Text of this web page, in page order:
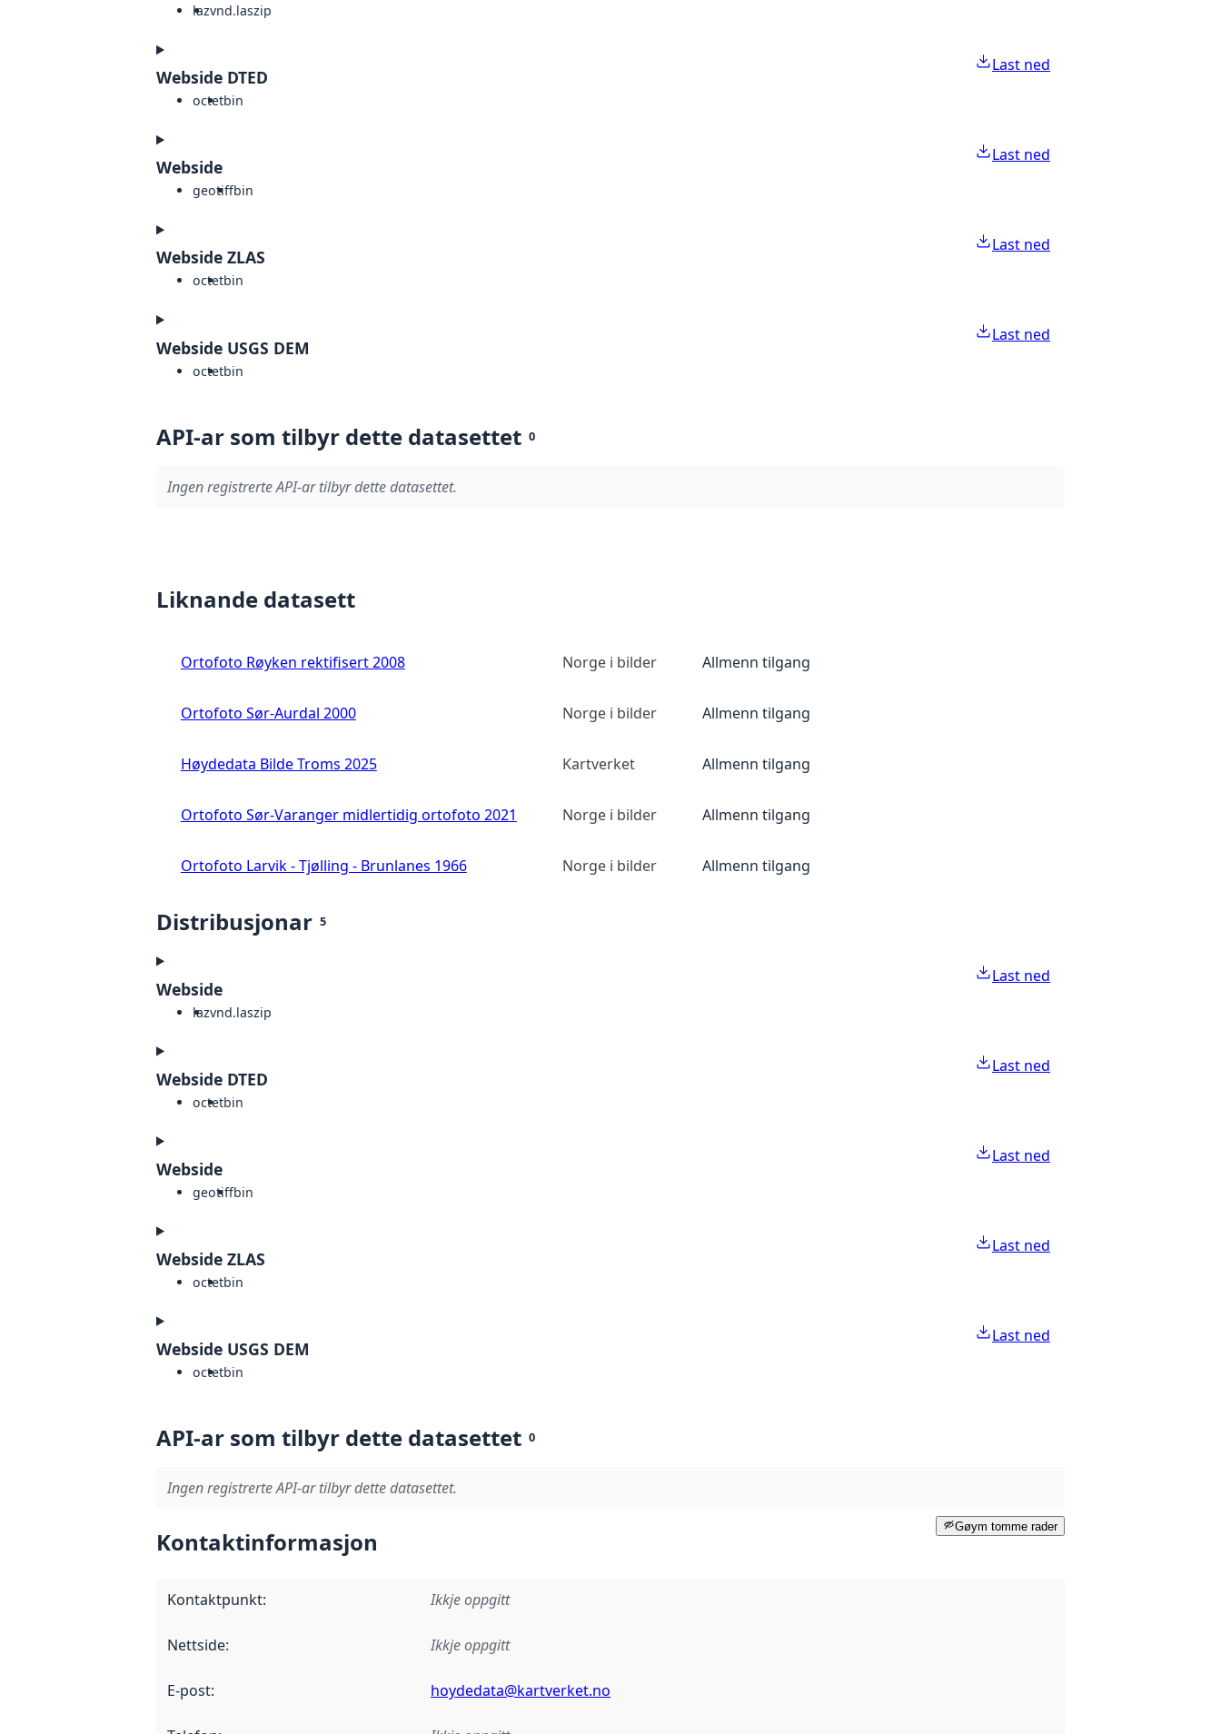
lazvnd.laszip
Webside DTED
octetbin
Last ned
Webside
geotiffbin
Last ned
Webside ZLAS
octetbin
Last ned
Webside USGS DEM
octetbin
Last ned
API-ar som tilbyr dette datasettet 0
Ingen registrerte API-ar tilbyr dette datasettet.
Liknande datasett
Ortofoto Røyken rektifisert 2008 Norge i bilder Allmenn tilgang
Ortofoto Sør-Aurdal 2000 Norge i bilder Allmenn tilgang
Høydedata Bilde Troms 2025 Kartverket Allmenn tilgang
Ortofoto Sør-Varanger midlertidig ortofoto 2021 Norge i bilder Allmenn tilgang
Ortofoto Larvik - Tjølling - Brunlanes 1966 Norge i bilder Allmenn tilgang
Distribusjonar 5
Webside
lazvnd.laszip
Last ned
Webside DTED
octetbin
Last ned
Webside
geotiffbin
Last ned
Webside ZLAS
octetbin
Last ned
Webside USGS DEM
octetbin
Last ned
API-ar som tilbyr dette datasettet 0
Ingen registrerte API-ar tilbyr dette datasettet.
Gøym tomme rader
Kontaktinformasjon
Kontaktpunkt: Ikkje oppgitt
Nettside: Ikkje oppgitt
E-post: hoydedata@kartverket.no